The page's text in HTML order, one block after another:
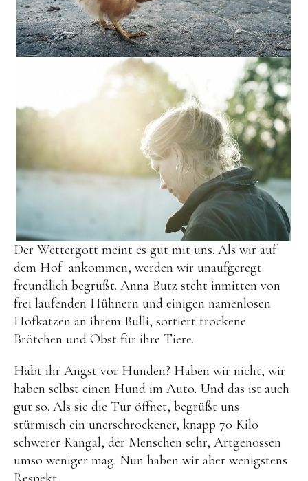
Der Wettergott meint es gut mit uns. Als wir auf
dem Hof ankommen, werden wir unaufgeregt
freundlich begrüßt. Anna Butz steht inmitten von
frei laufenden Hühnern und einigen namenlosen
Hofkatzen an ihrem Bulli, sortiert trockene
Brötchen und Obst für ihre Tiere.
Habt ihr Angst vor Hunden? Haben wir nicht, wir
haben selbst einen Hund im Auto. Und das ist auch
gut so. Als sie die Tür öffnet, begrüßt uns
stürmisch ein unerschrockener, knapp 70 Kilo
schwerer Kangal, der Menschen sehr, Artgenossen
umso weniger mag. Nun haben wir aber wenigstens